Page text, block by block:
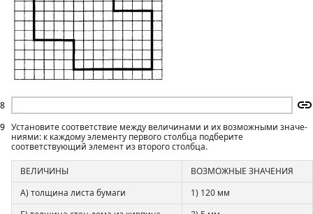
8
9 Установите соответствие между величинами и их возможными значе­
ниями: к каждому элементу первого столбца подберите
соответствующий элемент из второго столбца.
ВЕЛИЧИНЫ
ВОЗМОЖНЫЕ ЗНАЧЕНИЯ
А) толщина листа бумаги
1) 120 мм